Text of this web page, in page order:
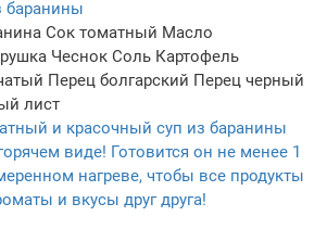
баранины
Сок томатный Масло
Чеснок Соль Картофель
Перец болгарский Перец черный
лист
и красочный суп из баранины
виде! Готовится он не менее 1
нагреве, чтобы все продукты
и вкусы друг друга!